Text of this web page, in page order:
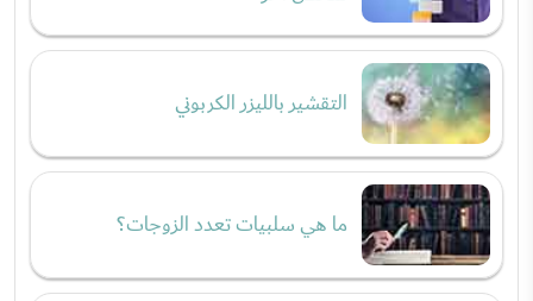
التقشير بالليزر الكربوني
ما هي سلبيات تعدد الزوجات؟